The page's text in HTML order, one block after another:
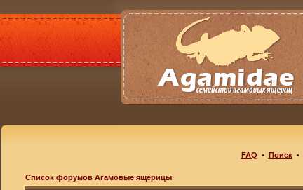
FAQ • Поиск•
Список форумов Агамовые ящерицы